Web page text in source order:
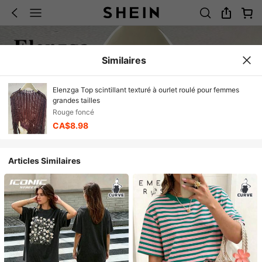
Similaires
Elenzga Top scintillant texturé à ourlet roulé pour femmes
grandes tailles
Rouge foncé
CA$8.98
Articles Similaires